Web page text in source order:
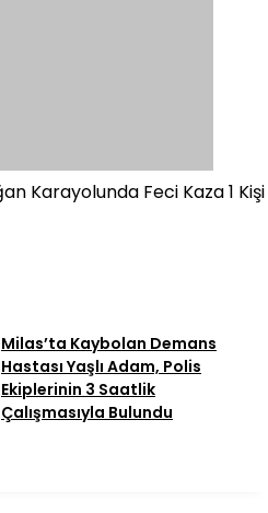
Karayolunda Feci Kaza 1 Kişi
Milas’ta Kaybolan Demans
Hastası Yaşlı Adam, Polis
Ekiplerinin 3 Saatlik
Çalışmasıyla Bulundu